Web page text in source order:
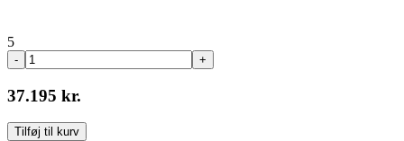
5
- +
37.195 kr.
Tilføj til kurv